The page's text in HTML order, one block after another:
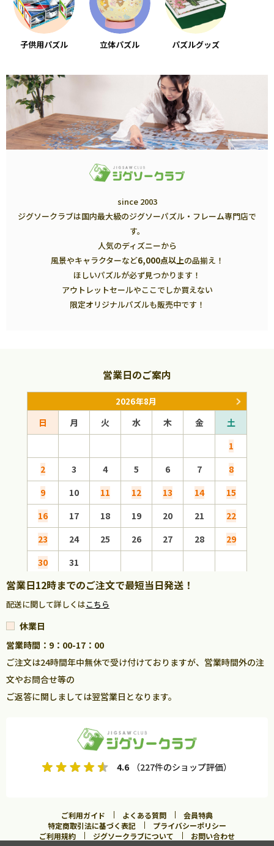
子供用パズル 立体パズル パズルグッズ
since 2003
ジグソークラブは国内最大級のジグソーパズル・フレーム専門店で
す。
人気のディズニーから
風景やキャラクターなど6,000点以上の品揃え！
ほしいパズルが必ず見つかります！
アウトレットセールやここでしか買えない
限定オリジナルパズルも販売中です！
営業日のご案内
2026年8月
日 月 火 水 木 金
土
1
2
3 4 5 6 7
8
9
10 11 12 13 14
15
16
17 18 19 20 21
22
23
24 25 26 27 28
29
30
31
営業日12時までのご注文で最短当日発送！
配送に関して詳しくはこちら
休業日
営業時間：9：00-17：00
ご注文は24時間年中無休で受け付けておりますが、営業時間外の注
文やお問合せ等の
ご返答に関しましては翌営業日となります。
4.6 （227件のショップ評価）
ご利用ガイド よくある質問
会員特典
特定商取引法に基づく表記
プライバシーポリシー
ご利用規約
ジグソークラブについて お問い合わせ